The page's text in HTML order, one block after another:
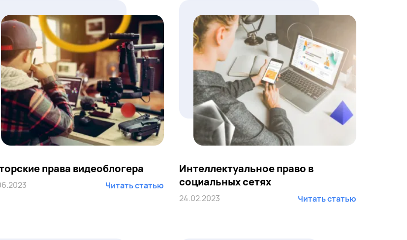
права видеоблогера
Читать статью
Интеллектуальное право в
социальных сетях
24.02.2023 Читать статью